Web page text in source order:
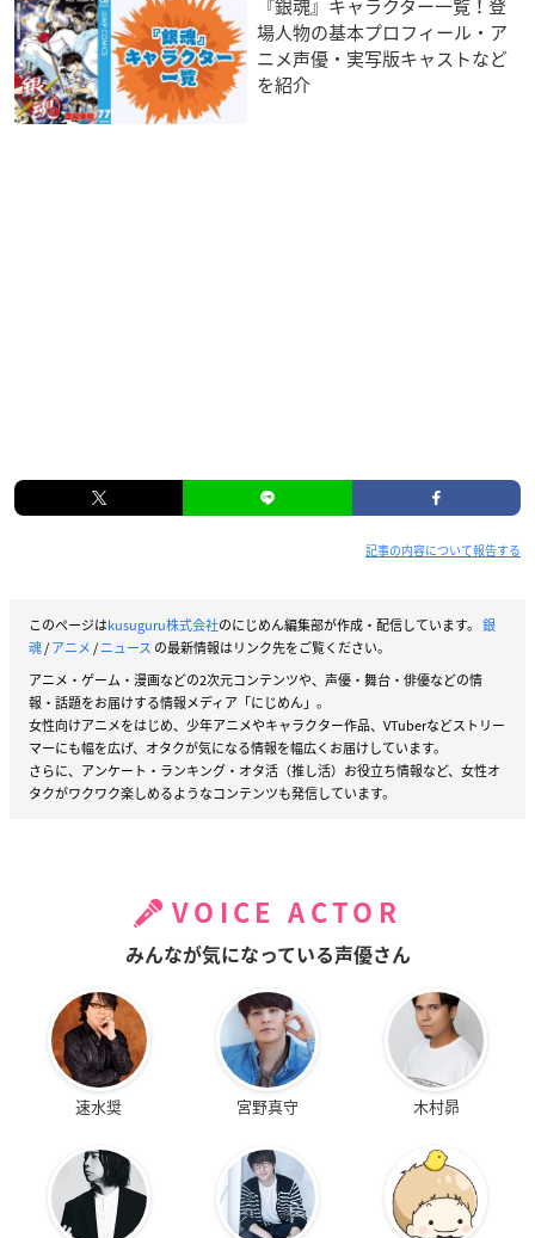
『銀魂』キャラクター一覧！登
場人物の基本プロフィール・ア
ニメ声優・実写版キャストなど
を紹介
記事の内容について報告する
このページはkusuguru株式会社のにじめん編集部が作成・配信しています。 銀
魂/アニメ/ニュース の最新情報はリンク先をご覧ください。
アニメ・ゲーム・漫画などの2次元コンテンツや、声優・舞台・俳優などの情
報・話題をお届けする情報メディア「にじめん」。
女性向けアニメをはじめ、少年アニメやキャラクター作品、VTuberなどストリー
マーにも幅を広げ、オタクが気になる情報を幅広くお届けしています。
さらに、アンケート・ランキング・オタ活（推し活）お役立ち情報など、女性オ
タクがワクワク楽しめるようなコンテンツも発信しています。
VOICE ACTOR
みんなが気になっている声優さん
速水奨 宮野真守 木村昴